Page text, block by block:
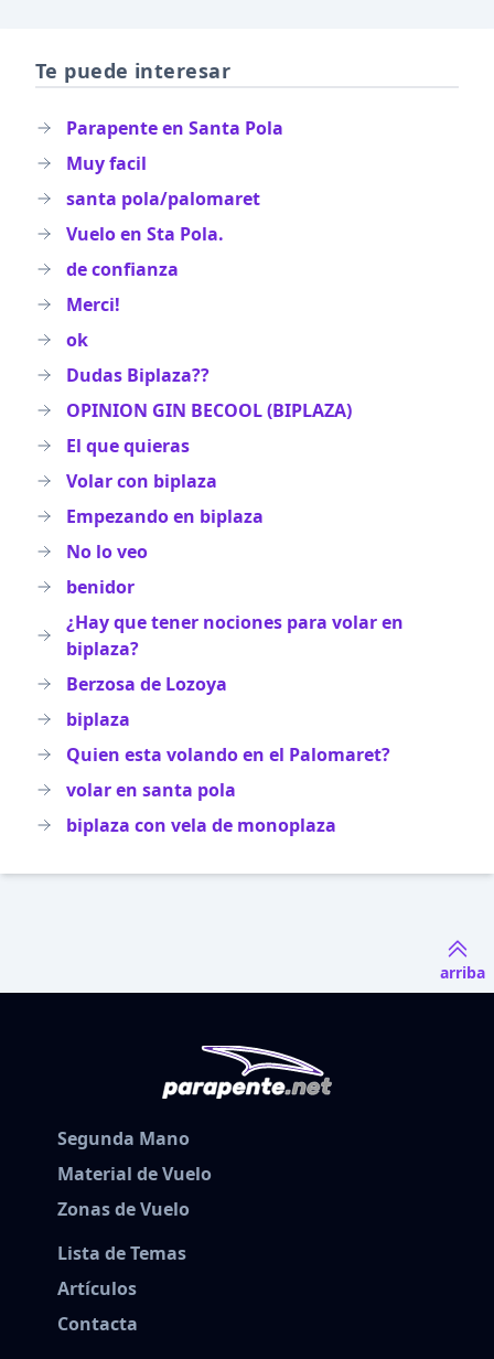
Te puede interesar
Parapente en Santa Pola
Muy facil
santa pola/palomaret
Vuelo en Sta Pola.
de confianza
Merci!
ok
Dudas Biplaza??
OPINION GIN BECOOL (BIPLAZA)
El que quieras
Volar con biplaza
Empezando en biplaza
No lo veo
benidor
¿Hay que tener nociones para volar en
biplaza?
Berzosa de Lozoya
biplaza
Quien esta volando en el Palomaret?
volar en santa pola
biplaza con vela de monoplaza
arriba
Segunda Mano
Material de Vuelo
Zonas de Vuelo
Lista de Temas
Artículos
Contacta